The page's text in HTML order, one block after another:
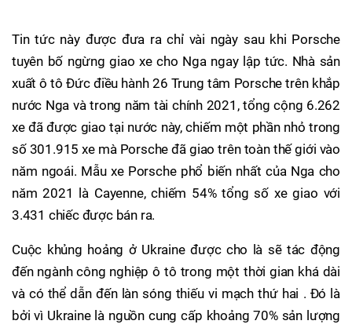
Tin tức này được đưa ra chỉ vài ngày sau khi Porsche
tuyên bố ngừng giao xe cho Nga ngay lập tức. Nhà sản
xuất ô tô Đức điều hành 26 Trung tâm Porsche trên khắp
nước Nga và trong năm tài chính 2021, tổng cộng 6.262
xe đã được giao tại nước này, chiếm một phần nhỏ trong
số 301.915 xe mà Porsche đã giao trên toàn thế giới vào
năm ngoái. Mẫu xe Porsche phổ biến nhất của Nga cho
năm 2021 là Cayenne, chiếm 54% tổng số xe giao với
3.431 chiếc được bán ra.
Cuộc khủng hoảng ở Ukraine được cho là sẽ tác động
đến ngành công nghiệp ô tô trong một thời gian khá dài
và có thể dẫn đến làn sóng thiếu vi mạch thứ hai . Đó là
bởi vì Ukraine là nguồn cung cấp khoảng 70% sản lượng